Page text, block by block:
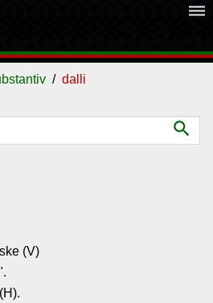
dehaze
dalli
search
(V)
(H).